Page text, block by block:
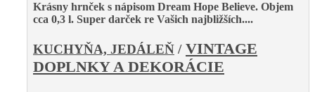
Krásny hrnček s nápisom Dream Hope Believe. Objem
cca 0,3 l. Super darček re Vašich najbližších....
KUCHYŇA, JEDÁLEŇ / VINTAGE
DOPLNKY A DEKORÁCIE